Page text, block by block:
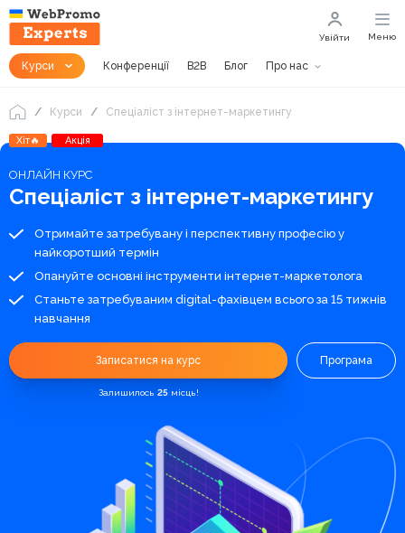
Курси Конференції B2B Блог Про нас
Увійти Меню
Курси Спеціаліст з інтернет-маркетингу
Хіт🔥 Акція
ОНЛАЙН КУРС
Спеціаліст з інтернет-маркетингу
Отримайте затребувану і перспективну професію у
найкоротший термін
Опануйте основні інструменти інтернет-маркетолога
Станьте затребуваним digital-фахівцем всього за 15 тижнів
навчання
Записатися на курс
Залишилось 25місць!
Програма